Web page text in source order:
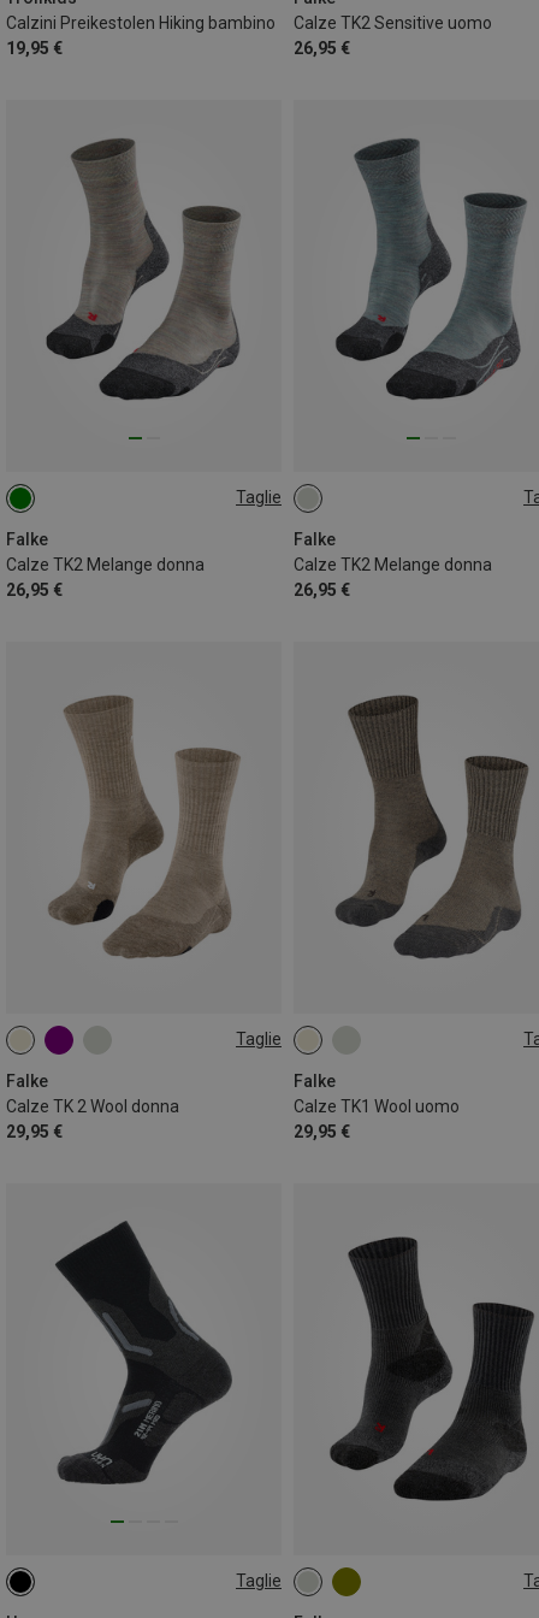
Calzini Preikestolen Hiking bambino
19,95 €
Calze TK2 Sensitive uomo
26,95 €
Taglie
Falke
Calze TK2 Melange donna
26,95 €
35|36
41|42
Falke
Calze TK2 Melange donna
26,95 €
35|36
Taglie
Falke
Calze TK 2 Wool donna
29,95 €
35|36 37|38
41|42
Falke
Calze TK1 Wool uomo
29,95 €
39|40|41
46|48
Taglie
39|40|41 39|40|41